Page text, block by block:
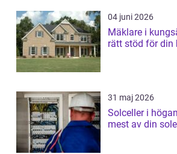
04 juni 2026
Mäklare i kungsängen
rätt stöd för
31 maj 2026
Solceller i höganäs så får
mest av din